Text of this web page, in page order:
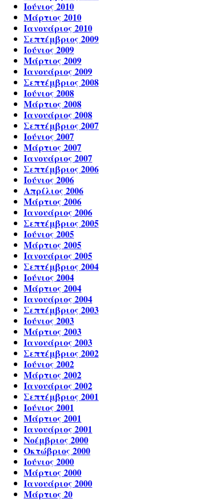
Ιούνιος 2010
Μάρτιος 2010
Ιανουάριος 2010
Σεπτέμβριος 2009
Ιούνιος 2009
Μάρτιος 2009
Ιανουάριος 2009
Σεπτέμβριος 2008
Ιούνιος 2008
Μάρτιος 2008
Ιανουάριος 2008
Σεπτέμβριος 2007
Ιούνιος 2007
Μάρτιος 2007
Ιανουάριος 2007
Σεπτέμβριος 2006
Ιούνιος 2006
Απρίλιος 2006
Μάρτιος 2006
Ιανουάριος 2006
Σεπτέμβριος 2005
Ιούνιος 2005
Μάρτιος 2005
Ιανουάριος 2005
Σεπτέμβριος 2004
Ιούνιος 2004
Μάρτιος 2004
Ιανουάριος 2004
Σεπτέμβριος 2003
Ιούνιος 2003
Μάρτιος 2003
Ιανουάριος 2003
Σεπτέμβριος 2002
Ιούνιος 2002
Μάρτιος 2002
Ιανουάριος 2002
Σεπτέμβριος 2001
Ιούνιος 2001
Μάρτιος 2001
Ιανουάριος 2001
Νοέμβριος 2000
Οκτώβριος 2000
Ιούνιος 2000
Μάρτιος 2000
Ιανουάριος 2000
Μάρτιος 20